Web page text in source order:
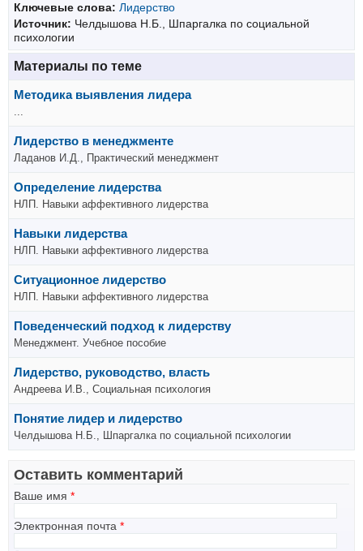
Ключевые слова: Лидерство
Источник: Челдышова Н.Б., Шпаргалка по социальной
психологии
Материалы по теме
Методика выявления лидера
Лидерство в менеджменте
Ладанов И.Д., Практический менеджмент
Определение лидерства
НЛП. Навыки аффективного лидерства
Навыки лидерства
НЛП. Навыки аффективного лидерства
Ситуационное лидерство
НЛП. Навыки аффективного лидерства
Поведенческий подход к лидерству
Менеджмент. Учебное пособие
Лидерство, руководство, власть
Андреева И.В., Социальная психология
Понятие лидер и лидерство
Челдышова Н.Б., Шпаргалка по социальной психологии
Оставить комментарий
Ваше имя *
Электронная почта *